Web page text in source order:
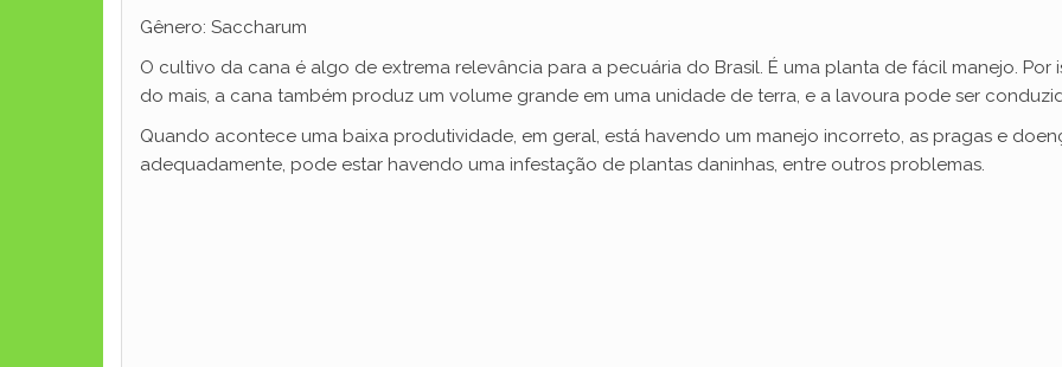
d
e
Gênero: Saccharum
O cultivo da cana é algo de extrema relevância para a pecuária do Brasil. É uma planta de fácil manejo.
do mais, a cana também produz um volume grande em uma unidade de terra, e a lavoura pode ser
Quando acontece uma baixa produtividade, em geral, está havendo um manejo incorreto, as pragas e
adequadamente, pode estar havendo uma infestação de plantas daninhas, entre outros problemas.